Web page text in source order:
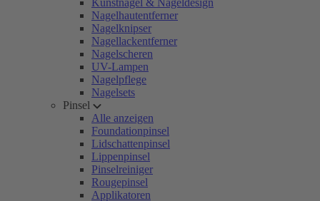
Kunstnägel & Nageldesign
Nagelhautentferner
Nagelknipser
Nagellackentferner
Nagelscheren
UV-Lampen
Nagelpflege
Nagelsets
Pinsel
Alle anzeigen
Foundationpinsel
Lidschattenpinsel
Lippenpinsel
Pinselreiniger
Rougepinsel
Applikatoren